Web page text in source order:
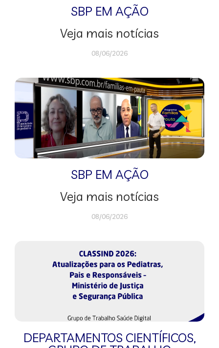
SBP EM AÇÃO
Veja mais notícias
08/06/2026
SBP EM AÇÃO
Veja mais notícias
08/06/2026
DEPARTAMENTOS CIENTÍFICOS,